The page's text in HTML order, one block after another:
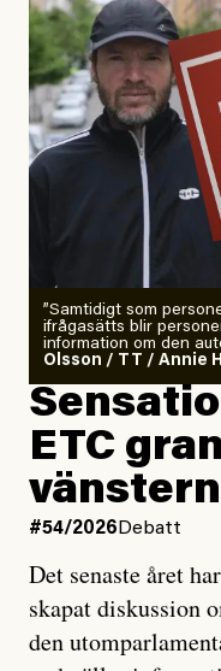
”Samtidigt som
ifrågasätts blir
information om den
Olsson / TT / Annie
ETC
vänstern
#54/2026 Debatt
Det senaste året
skapat diskussion
den